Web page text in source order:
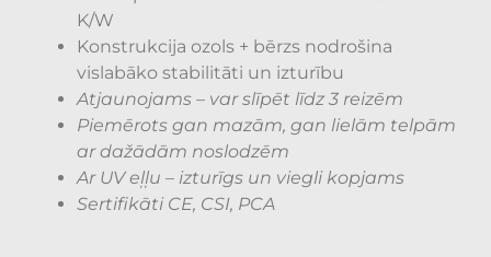
K/W
Konstrukcija ozols + bērzs nodrošina
vislabāko stabilitāti un izturību
Atjaunojams – var slīpēt līdz 3 reizēm
Piemērots gan mazām, gan lielām telpām
ar dažādām noslodzēm
Ar UV eļļu – izturīgs un viegli kopjams
Sertifikāti CE, CSI, PCA